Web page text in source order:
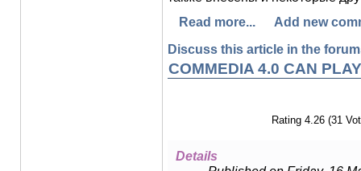
Read more...
Add new
Discuss this article in the
COMMEDIA 4.0 CAN
Rating 4.26 (31
Details